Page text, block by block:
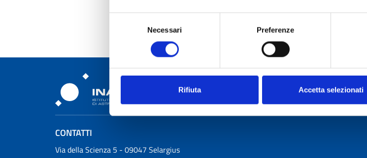
Necessari Preferenze
Rifiuta Accetta selezionati
Osservatorio Astronomico Cagliari
CONTATTI
Osservatorio Astronomico Cagliari
Via della Scienza 5 - 09047 Selargius